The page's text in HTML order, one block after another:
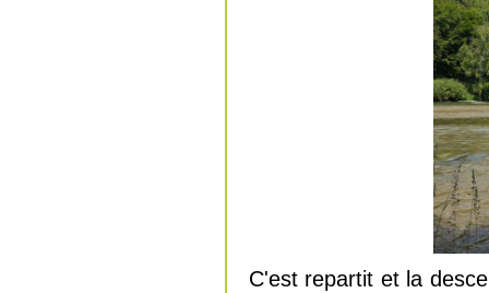
C'est repartit et la